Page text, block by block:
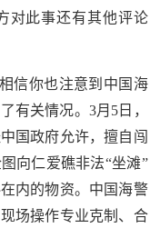
对此事还有其他评论
信你也注意到中国海
有关情况。3月5日，
国政府允许，擅自闯
向仁爱礁非法“坐滩”
内的物资。中国海警
场操作专业克制、合